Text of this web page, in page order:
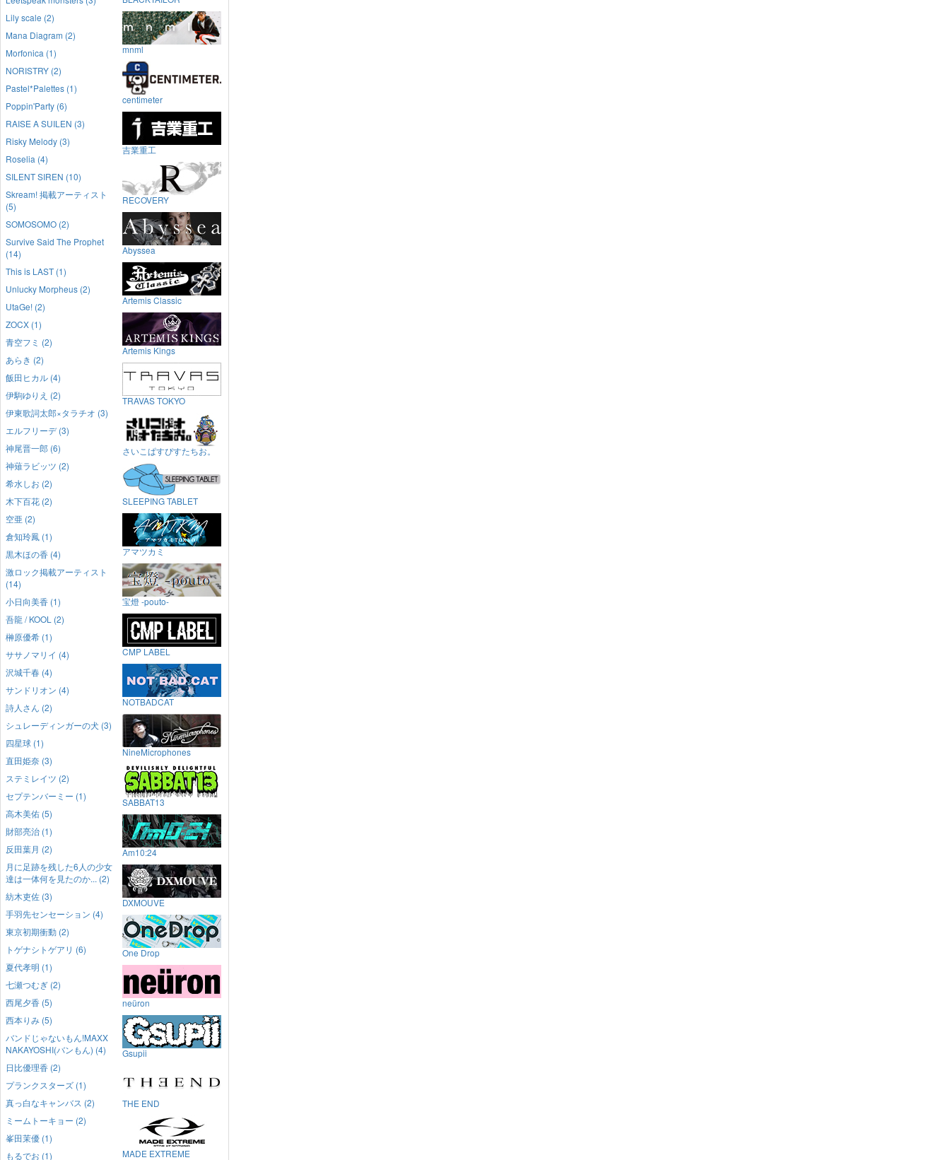
Lily scale (2)
Mana Diagram (2)
Morfonica (1)
NORISTRY (2)
Pastel*Palettes (1)
Poppin'Party (6)
RAISE A SUILEN (3)
Risky Melody (3)
Roselia (4)
SILENT SIREN (10)
Skream! 掲載アーティスト
(5)
SOMOSOMO (2)
Survive Said The Prophet
(14)
This is LAST (1)
Unlucky Morpheus (2)
UtaGe! (2)
ZOCX (1)
青空フミ (2)
あらき (2)
飯田ヒカル (4)
伊駒ゆりえ (2)
伊東歌詞太郎×タラチオ (3)
エルフリーデ (3)
神尾晋一郎 (6)
神薙ラビッツ (2)
希水しお (2)
木下百花 (2)
空亜 (2)
倉知玲鳳 (1)
黒木ほの香 (4)
激ロック掲載アーティスト
(14)
小日向美香 (1)
吾龍 / KOOL (2)
榊原優希 (1)
ササノマリイ (4)
沢城千春 (4)
サンドリオン (4)
詩人さん (2)
シュレーディンガーの犬 (3)
四星球 (1)
直田姫奈 (3)
ステミレイツ (2)
セプテンバーミー (1)
高木美佑 (5)
財部亮治 (1)
反田葉月 (2)
月に足跡を残した6人の少女
達は一体何を見たのか... (2)
紡木吏佐 (3)
手羽先センセーション (4)
東京初期衝動 (2)
トゲナシトゲアリ (6)
夏代孝明 (1)
七瀬つむぎ (2)
西尾夕香 (5)
西本りみ (5)
バンドじゃないもん!MAXX
NAKAYOSHI(バンもん) (4)
日比優理香 (2)
プランクスターズ (1)
真っ白なキャンバス (2)
ミームトーキョー (2)
峯田茉優 (1)
もるでお (1)
mnml
centimeter
吉業重工
RECOVERY
Abyssea
Artemis Classic
Artemis Kings
TRAVAS TOKYO
さいこぱすぴすたちお。
SLEEPING TABLET
アマツカミ
宝燈 -pouto-
CMP LABEL
NOTBADCAT
NineMicrophones
SABBAT13
Am10:24
DXMOUVE
One Drop
neüron
Gsupii
THE END
MADE EXTREME